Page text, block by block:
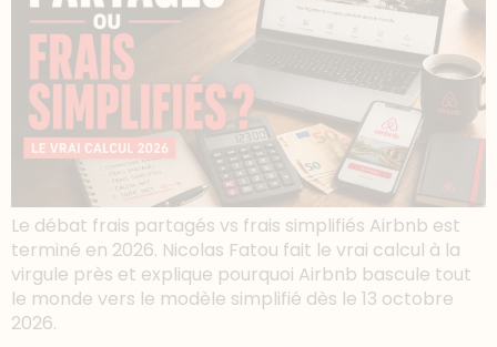
Le débat frais partagés vs frais simplifiés Airbnb est
terminé en 2026. Nicolas Fatou fait le vrai calcul à la
virgule près et explique pourquoi Airbnb bascule tout
le monde vers le modèle simplifié dès le 13 octobre
2026.